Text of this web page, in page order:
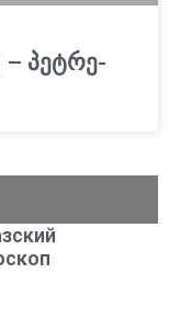
– პეტრე-